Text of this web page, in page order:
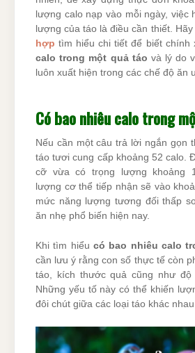
lượng calo nạp vào mỗi ngày, việc
lượng của táo là điều cần thiết. Hãy
hợp tìm hiểu chi tiết để biết chính
calo trong một quả táo và lý do
luôn xuất hiện trong các chế độ ăn
Có bao nhiêu calo trong
Nếu cần một câu trả lời ngắn gọn
táo tươi cung cấp khoảng 52 calo.
cỡ vừa có trọng lượng khoảng
lượng cơ thể tiếp nhận sẽ vào
mức năng lượng tương đối thấp
ăn nhẹ phổ biến hiện nay.
Khi tìm hiểu có bao nhiêu calo
cần lưu ý rằng con số thực tế còn
táo, kích thước quả cũng như độ
Những yếu tố này có thể khiến
đôi chút giữa các loại táo khác nhau.